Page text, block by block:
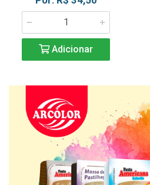
Adicionar